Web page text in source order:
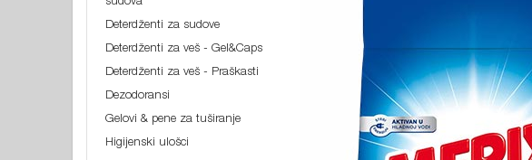
sudova
Deterdženti za sudove
Deterdženti za veš - Gel&Caps
Deterdženti za veš - Praškasti
Dezodoransi
Gelovi & pene za tuširanje
Higijenski ulošci